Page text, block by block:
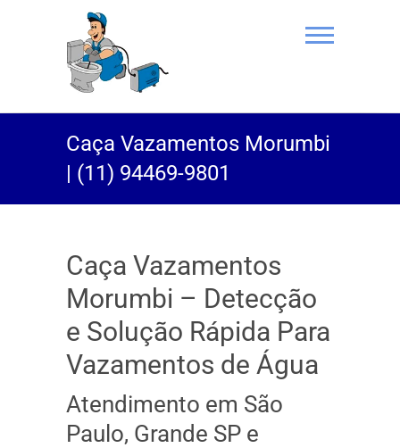
(11) 94469-
9801 |
Rei do Esgoto
Caça Vazamentos Morumbi
| (11) 94469-9801
Caça Vazamentos
Morumbi – Detecção
e Solução Rápida Para
Vazamentos de Água
Atendimento em São
Paulo, Grande SP e